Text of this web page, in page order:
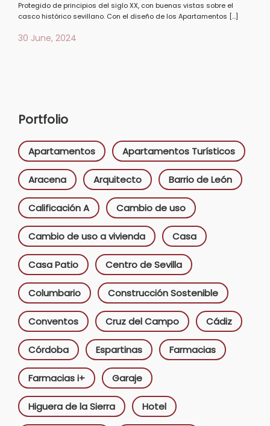
Protegido de principios del siglo XX, con buenas vistas sobre el
casco histórico sevillano. Con el diseño de los Apartamentos […]
30 June, 2024
Portfolio
Apartamentos Apartamentos Turísticos
Aracena Arquitecto Barrio de León
Calificación A Cambio de uso
Cambio de uso a vivienda Casa
Casa Patio Centro de Sevilla
Columbario Construcción Sostenible
Conventos Cruz del Campo Cádiz
Córdoba Espartinas Farmacias
Farmacias i+ Garaje
Higuera de la Sierra Hotel